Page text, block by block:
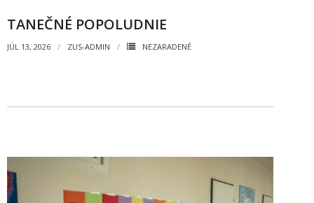
TANEČNÉ POPOLUDNIE
JÚL 13, 2026 ZUS-ADMIN NEZARADENÉ